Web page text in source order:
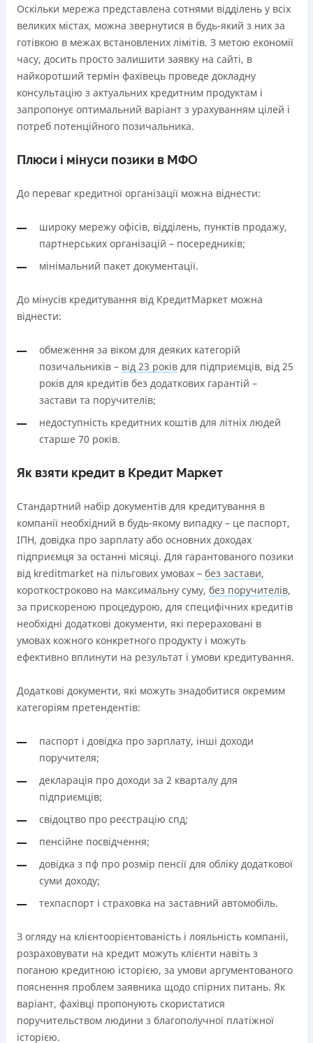
Оскільки мережа представлена ​​сотнями відділень у всіх
великих містах, можна звернутися в будь-який з них за
готівкою в межах встановлених лімітів. З метою економії
часу, досить просто залишити заявку на сайті, в
найкоротший термін фахівець проведе докладну
консультацію з актуальних кредитним продуктам і
запропонує оптимальний варіант з урахуванням цілей і
потреб потенційного позичальника.
Плюси і мінуси позики в МФО
До переваг кредитної організації можна віднести:
широку мережу офісів, відділень, пунктів продажу,
партнерських організацій – посередників;
мінімальний пакет документації.
До мінусів кредитування від КредитМаркет можна
віднести:
обмеження за віком для деяких категорій
позичальників – від 23 років для підприємців, від 25
років для кредитів без додаткових гарантій –
застави та поручителів;
недоступність кредитних коштів для літніх людей
старше 70 років.
Як взяти кредит в Кредит Маркет
Стандартний набір документів для кредитування в
компанії необхідний в будь-якому випадку – це паспорт,
ІПН, довідка про зарплату або основних доходах
підприємця за останні місяці. Для гарантованого позики
від kreditmarket на пільгових умовах – без застави,
короткостроково на максимальну суму, без поручителів,
за прискореною процедурою, для специфічних кредитів
необхідні додаткові документи, які перераховані в
умовах кожного конкретного продукту і можуть
ефективно вплинути на результат і умови кредитування.
Додаткові документи, які можуть знадобитися окремим
категоріям претендентів:
паспорт і довідка про зарплату, інші доходи
поручителя;
декларація про доходи за 2 кварталу для
підприємців;
свідоцтво про реєстрацію спд;
пенсійне посвідчення;
довідка з пф про розмір пенсії для обліку додаткової
суми доходу;
техпаспорт і страховка на заставний автомобіль.
З огляду на клієнтоорієнтованість і лояльність компанії,
розраховувати на кредит можуть клієнти навіть з
поганою кредитною історією, за умови аргументованого
пояснення проблем заявника щодо спірних питань. Як
варіант, фахівці пропонують скористатися
поручительством людини з благополучної платіжної
історією.